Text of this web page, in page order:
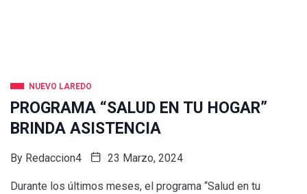
NUEVO LAREDO
PROGRAMA “SALUD EN TU HOGAR”
BRINDA ASISTENCIA
By Redaccion4 23 Marzo, 2024
Durante los últimos meses, el programa “Salud en tu